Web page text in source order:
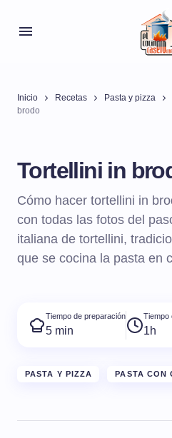
Inicio Recetas Pasta y pizza
brodo
Tortellini in
Cómo hacer tortellini in
con todas las fotos del
italiana de tortellini,
que se cocina la pasta en
Tiempo de preparación
5 min
Tiempo
1h
PASTA Y PIZZA PASTA CON